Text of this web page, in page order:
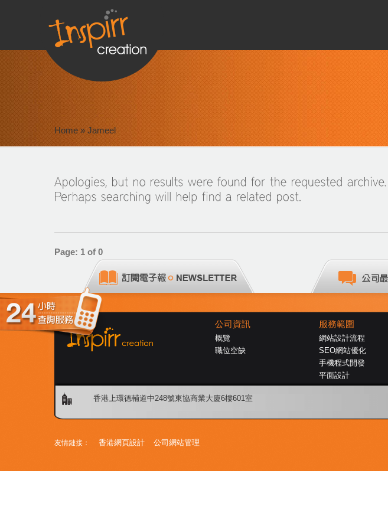
Home» Jameel
Page: 1 of 0
公司資訊
概覽
職位空缺
服務範圍
網站設計流程
SEO網站優化
手機程式開發
平面設計
香港上環德輔道中248號東協商業大廈6樓601室
友情鏈接：
香港網頁設計 公司網站管理